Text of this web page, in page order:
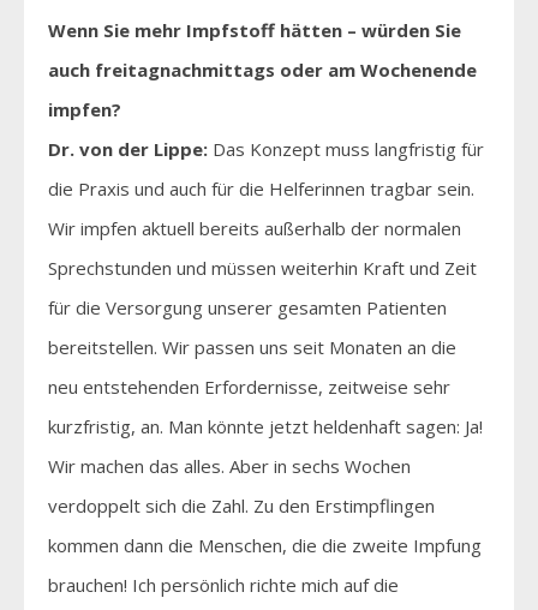
Wenn Sie mehr Impfstoff hätten – würden Sie
auch freitagnachmittags oder am Wochenende
impfen?
Dr. von der Lippe: Das Konzept muss langfristig für
die Praxis und auch für die Helferinnen tragbar sein.
Wir impfen aktuell bereits außerhalb der normalen
Sprechstunden und müssen weiterhin Kraft und Zeit
für die Versorgung unserer gesamten Patienten
bereitstellen. Wir passen uns seit Monaten an die
neu entstehenden Erfordernisse, zeitweise sehr
kurzfristig, an. Man könnte jetzt heldenhaft sagen: Ja!
Wir machen das alles. Aber in sechs Wochen
verdoppelt sich die Zahl. Zu den Erstimpflingen
kommen dann die Menschen, die die zweite Impfung
brauchen! Ich persönlich richte mich auf die